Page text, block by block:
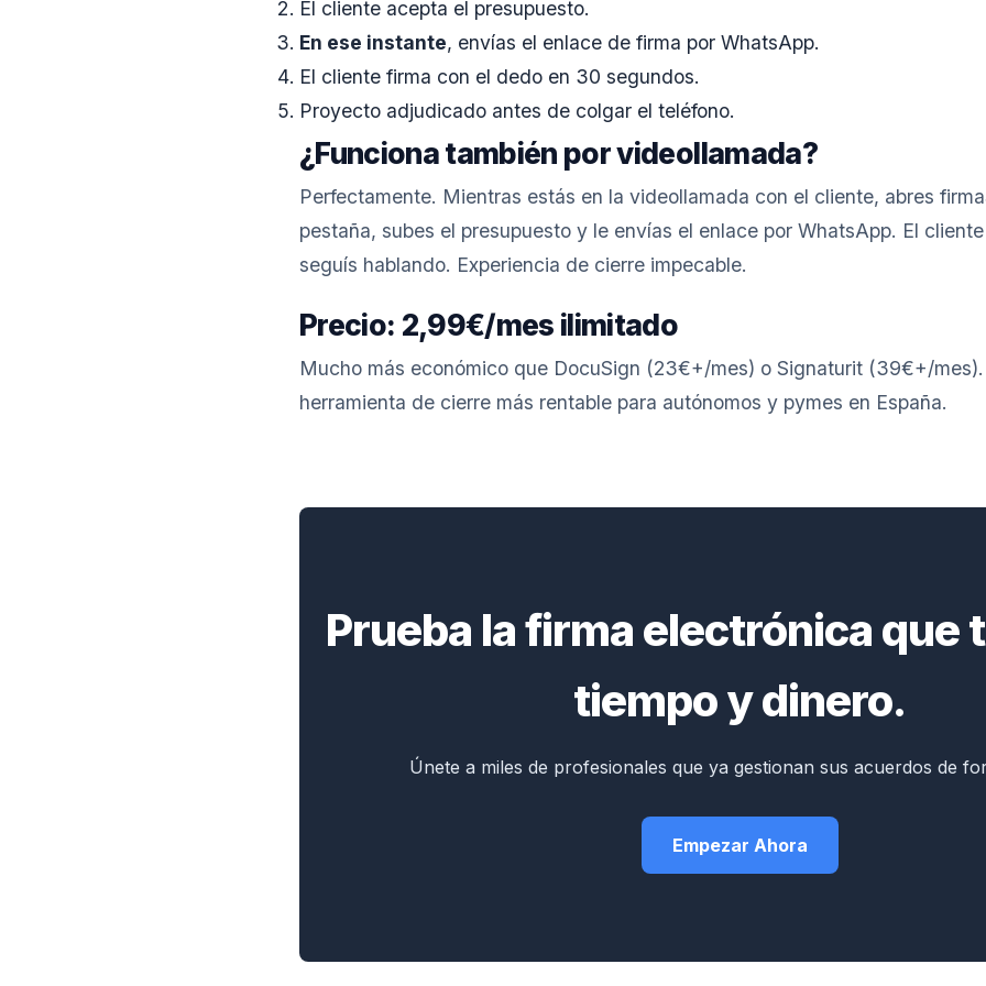
El cliente acepta el presupuesto.
En ese instante, envías el enlace de firma por WhatsApp.
El cliente firma con el dedo en 30 segundos.
Proyecto adjudicado antes de colgar el teléfono.
¿Funciona también por videollamada?
Perfectamente. Mientras estás en la videollamada con el cliente, abres
pestaña, subes el presupuesto y le envías el enlace por WhatsApp. El
seguís hablando. Experiencia de cierre impecable.
Precio: 2,99€/mes ilimitado
Mucho más económico que DocuSign (23€+/mes) o Signaturit (39€+/
herramienta de cierre más rentable para autónomos y pymes en España.
Prueba la firma electrónica que
tiempo y dinero.
Únete a miles de profesionales que ya gestionan sus acuerdos de
Empezar Ahora